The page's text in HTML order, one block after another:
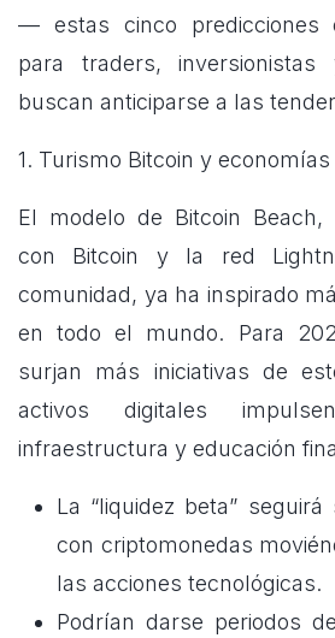
— estas cinco predicciones
para traders,
buscan anticiparse a las
1. Turismo Bitcoin y
El modelo de Bitcoin Beach,
con Bitcoin y la red
comunidad, ya ha inspirado
en todo el mundo. Para
surjan más iniciativas de
activos digitales
infraestructura y educación
La “liquidez beta” seguirá
con criptomonedas
las acciones tecnológicas.
Podrían darse periodos